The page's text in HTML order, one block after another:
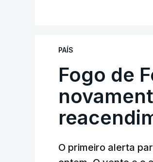
criança.
ERRO100
PAÍS
Fogo de
O primeiro alerta